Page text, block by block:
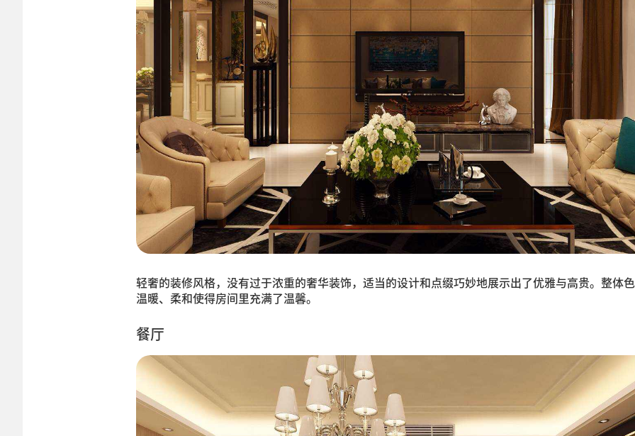
轻奢的装修风格，没有过于浓重的奢华装饰，适当的设计和点缀巧妙地展示出了优雅与高贵。整体
温暖、柔和使得房间里充满了温馨。
餐厅